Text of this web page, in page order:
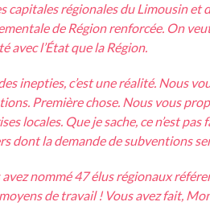
capitales régionales du Limousin
de Région renforcée. On
avec l’État que la Région.
inepties, c’est une réalité. Nous
Première chose. Nous vous
locales. Que je sache, ce n’est
dont la demande de subventions
nommé 47 élus régionaux
de travail ! Vous avez fait,